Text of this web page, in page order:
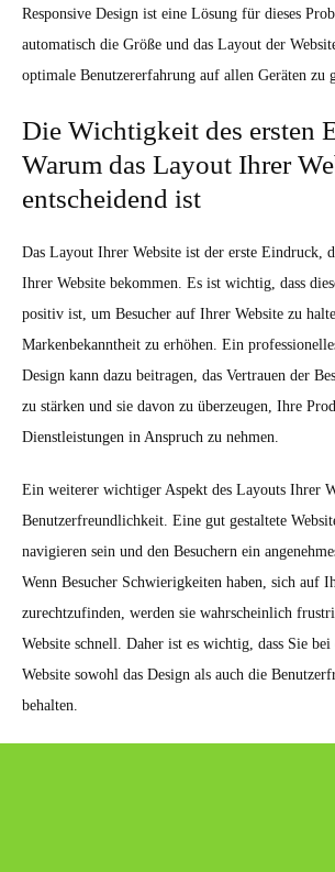
Responsive Design ist eine Lösung für dieses
automatisch die Größe und das Layout der
optimale Benutzererfahrung auf allen Geräten zu
Die Wichtigkeit des ersten
Warum das Layout Ihrer
entscheidend ist
Das Layout Ihrer Website ist der erste Eindruck,
Ihrer Website bekommen. Es ist wichtig, dass
positiv ist, um Besucher auf Ihrer Website zu
Markenbekanntheit zu erhöhen. Ein
Design kann dazu beitragen, das Vertrauen der
zu stärken und sie davon zu überzeugen, Ihre
Dienstleistungen in Anspruch zu nehmen.
Ein weiterer wichtiger Aspekt des Layouts Ihrer
Benutzerfreundlichkeit. Eine gut gestaltete
navigieren sein und den Besuchern ein
Wenn Besucher Schwierigkeiten haben, sich auf
zurechtzufinden, werden sie wahrscheinlich
Website schnell. Daher ist es wichtig, dass Sie
Website sowohl das Design als auch die
behalten.